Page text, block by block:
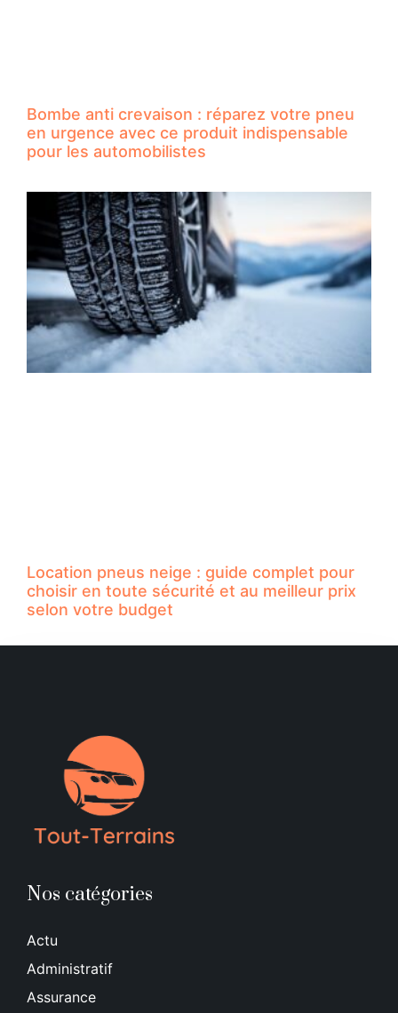
Bombe anti crevaison : réparez votre pneu
en urgence avec ce produit indispensable
pour les automobilistes
Location pneus neige : guide complet pour
choisir en toute sécurité et au meilleur prix
selon votre budget
Nos catégories
Actu
Administratif
Assurance